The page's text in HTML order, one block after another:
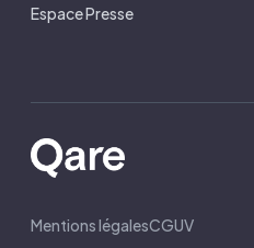
Espace Presse
Mentions légalesCGUV